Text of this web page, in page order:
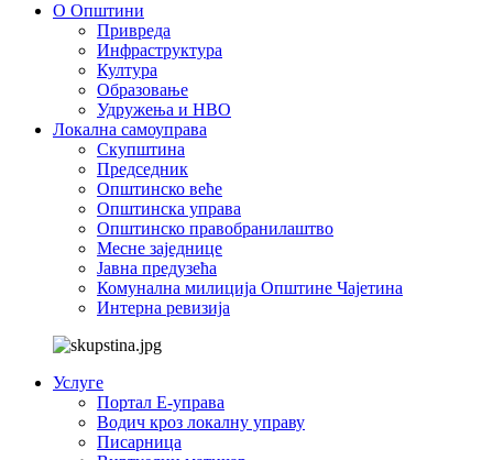
О Општини
Привреда
Инфраструктура
Култура
Образовање
Удружења и НВО
Локална самоуправа
Скупштина
Председник
Општинско веће
Општинска управа
Општинско правобранилаштво
Месне заједнице
Јавна предузећа
Комунална милиција Општине Чајетина
Интерна ревизија
Услуге
Портал Е-управа
Водич кроз локалну управу
Писарница